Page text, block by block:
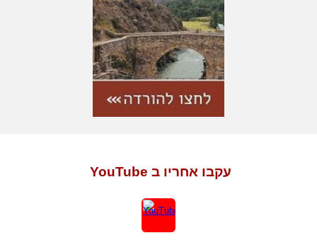
עקבו אחריו ב YouTube